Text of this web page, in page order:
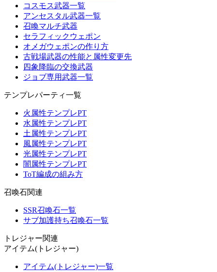
コスモス武器一覧
アンセスタル武器一覧
召喚マルチ武器
セラフィックウェポン
オメガウェポンの作り方
古戦場武器の性能と属性変更先
四象降臨の交換武器
ジョブ専用武器一覧
テンプレパーティ一覧
火属性テンプレPT
水属性テンプレPT
土属性テンプレPT
風属性テンプレPT
光属性テンプレPT
闇属性テンプレPT
ToT編成の組み方
召喚石関連
SSR召喚石一覧
サブ加護持ち召喚石一覧
トレジャー関連
アイテム(トレジャー)
アイテム(トレジャー)一覧